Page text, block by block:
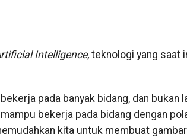
Intelligence, teknologi yang saat
pada banyak bidang, dan bukan
bekerja pada bidang dengan
kita untuk membuat